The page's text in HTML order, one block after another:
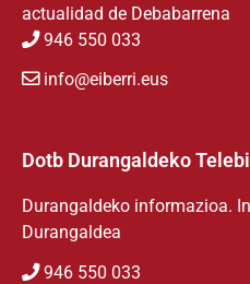
actualidad de Debabarrena
946 550 033
info@eiberri.eus
Dotb Durangaldeko
Durangaldeko informazioa.
Durangaldea
946 550 033